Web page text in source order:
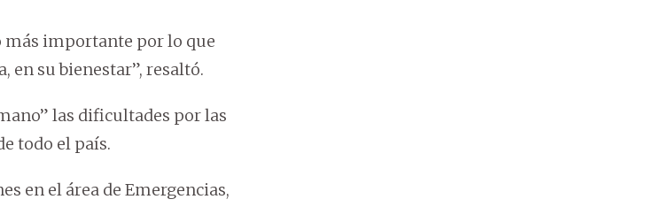
más importante por lo que
en su bienestar”, resaltó.
las dificultades por las
todo el país.
en el área de Emergencias,